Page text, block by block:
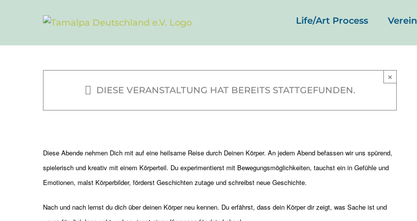
Life/Art Process Verein
DIESE VERANSTALTUNG HAT BEREITS STATTGEFUNDEN.
×
Dein Körper, Dein Kompass –
Gruppe für alle
16. Februar | 19:00- 21:30 | €25 – €35
Diese Abende nehmen Dich mit auf eine heilsame Reise durch Deinen Körper. An jedem Abend befassen wir uns spürend,
spielerisch und kreativ mit einem Körperteil. Du experimentierst mit Bewegungsmöglichkeiten, tauchst ein in Gefühle und
Emotionen, malst Körperbilder, förderst Geschichten zutage und schreibst neue Geschichte.
Nach und nach lernst du dich über deinen Körper neu kennen. Du erfährst, dass dein Körper dir zeigt, was Sache ist und